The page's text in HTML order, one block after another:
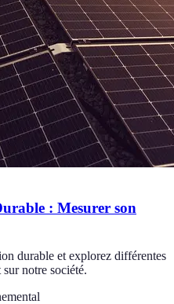
: Mesurer son
durable et explorez différentes
notre société.